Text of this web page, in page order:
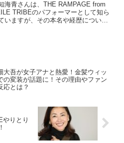
海青さんは、THE RAMPAGE from
TRIBEのパフォーマーとして知ら
いますが、その本名や経歴について
大吾が女子アナと熱愛！金髪ウィッ
の変装が話題に！その理由やファン
応とは？
やりとり